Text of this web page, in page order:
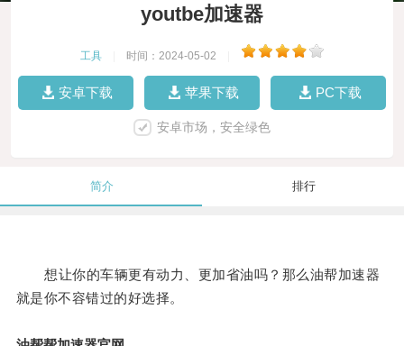
youtbe加速器
工具 时间：2024-05-02
安卓下载 苹果下载 PC下载
安卓市场，安全绿色
简介 排行
想让你的车辆更有动力、更加省油吗？那么油帮加速器
就是你不容错过的好选择。